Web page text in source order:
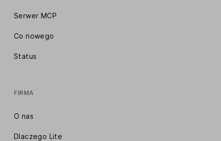
Serwer MCP
Co nowego
Status
FIRMA
O nas
Dlaczego Lite